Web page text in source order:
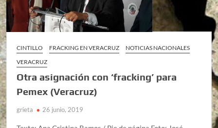
CINTILLO FRACKING EN VERACRUZ
NOTICIAS NACIONALES
VERACRUZ
Otra asignación con ‘fracking’ para
Pemex (Veracruz)
grieta 26 junio, 2019